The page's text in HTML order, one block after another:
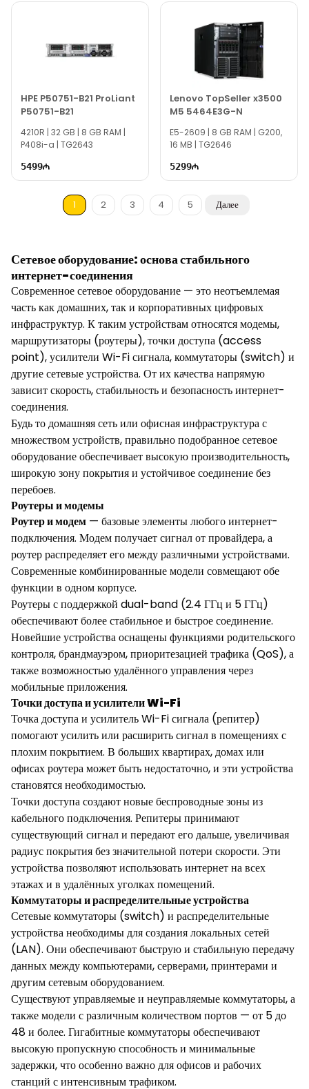
HPE P50751-B21 ProLiant
P50751-B21
4210R | 32 GB | 8 GB RAM |
P408i-a | TG2643
5499
Lenovo TopSeller x3500
M5 5464E3G-N
E5-2609 | 8 GB RAM | G200,
16 MB | TG2646
5299
1 2 3 4 5 Далее
Сетевое оборудование: основа стабильного
интернет-соединения
Современное сетевое оборудование — это неотъемлемая
часть как домашних, так и корпоративных цифровых
инфраструктур. К таким устройствам относятся модемы,
маршрутизаторы (роутеры), точки доступа (access
point), усилители Wi-Fi сигнала, коммутаторы (switch) и
другие сетевые устройства. От их качества напрямую
зависит скорость, стабильность и безопасность интернет-
соединения.
Будь то домашняя сеть или офисная инфраструктура с
множеством устройств, правильно подобранное сетевое
оборудование обеспечивает высокую производительность,
широкую зону покрытия и устойчивое соединение без
перебоев.
Роутеры и модемы
Роутер и модем — базовые элементы любого интернет-
подключения. Модем получает сигнал от провайдера, а
роутер распределяет его между различными устройствами.
Современные комбинированные модели совмещают обе
функции в одном корпусе.
Роутеры с поддержкой dual-band (2.4 ГГц и 5 ГГц)
обеспечивают более стабильное и быстрое соединение.
Новейшие устройства оснащены функциями родительского
контроля, брандмауэром, приоритезацией трафика (QoS), а
также возможностью удалённого управления через
мобильные приложения.
Точки доступа и усилители Wi-Fi
Точка доступа и усилитель Wi-Fi сигнала (репитер)
помогают усилить или расширить сигнал в помещениях с
плохим покрытием. В больших квартирах, домах или
офисах роутера может быть недостаточно, и эти устройства
становятся необходимостью.
Точки доступа создают новые беспроводные зоны из
кабельного подключения. Репитеры принимают
существующий сигнал и передают его дальше, увеличивая
радиус покрытия без значительной потери скорости. Эти
устройства позволяют использовать интернет на всех
этажах и в удалённых уголках помещений.
Коммутаторы и распределительные устройства
Сетевые коммутаторы (switch) и распределительные
устройства необходимы для создания локальных сетей
(LAN). Они обеспечивают быструю и стабильную передачу
данных между компьютерами, серверами, принтерами и
другим сетевым оборудованием.
Существуют управляемые и неуправляемые коммутаторы, а
также модели с различным количеством портов — от 5 до
48 и более. Гигабитные коммутаторы обеспечивают
высокую пропускную способность и минимальные
задержки, что особенно важно для офисов и рабочих
станций с интенсивным трафиком.